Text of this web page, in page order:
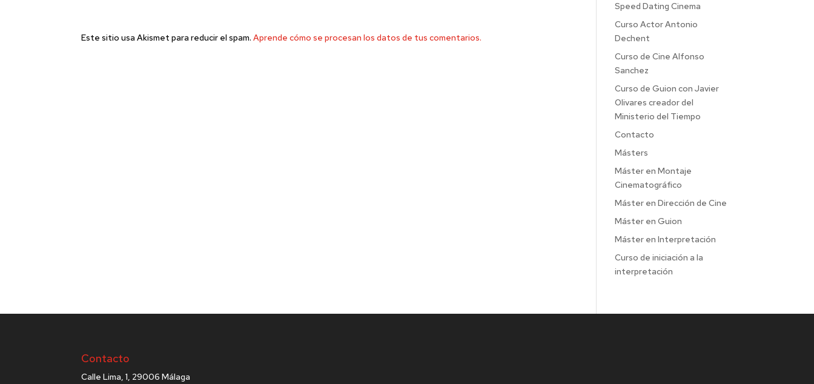
Este sitio usa Akismet para reducir el spam.Aprende cómo se procesan los datos de tus comentarios.
Speed Dating Cinema
Curso Actor Antonio
Dechent
Curso de Cine Alfonso
Sanchez
Curso de Guion con Javier
Olivares creador del
Ministerio del Tiempo
Contacto
Másters
Máster en Montaje
Cinematográfico
Máster en Dirección de Cine
Máster en Guion
Máster en Interpretación
Curso de iniciación a la
interpretación
Contacto
Calle Lima, 1, 29006 Málaga